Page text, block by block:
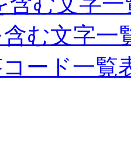
む文字一
ード一覧